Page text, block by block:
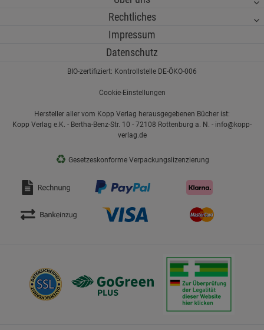
Rechtliches
Impressum
Datenschutz
BIO-zertifiziert: Kontrollstelle DE-ÖKO-006
Cookie-Einstellungen
Hersteller aller vom Kopp Verlag herausgegebenen Bücher ist:
Kopp Verlag e.K. - Bertha-Benz-Str. 10 - 72108 Rottenburg a. N. - info@kopp-
verlag.de
♻ Gesetzeskonforme Verpackungslizenzierung